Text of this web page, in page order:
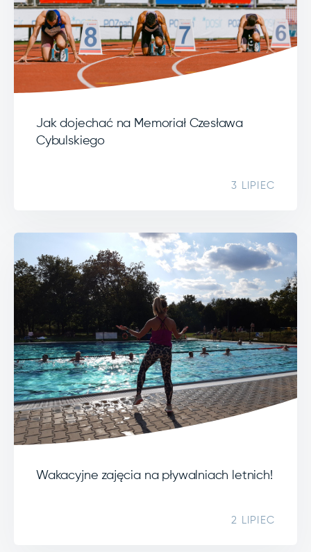
Jak dojechać na Memoriał Czesława
Cybulskiego
3 LIPIEC
Wakacyjne zajęcia na pływalniach letnich!
2 LIPIEC